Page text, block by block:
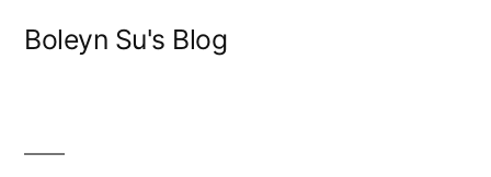
Boleyn Su's Blog